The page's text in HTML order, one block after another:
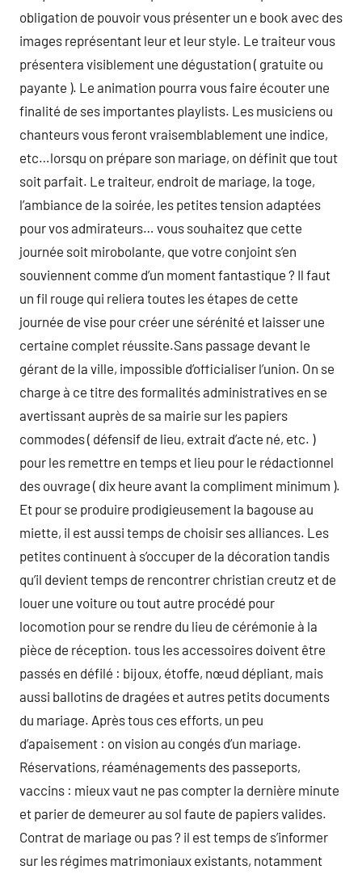
obligation de pouvoir vous présenter un e book avec des
images représentant leur et leur style. Le traiteur vous
présentera visiblement une dégustation ( gratuite ou
payante ). Le animation pourra vous faire écouter une
finalité de ses importantes playlists. Les musiciens ou
chanteurs vous feront vraisemblablement une indice,
etc…lorsqu on prépare son mariage, on définit que tout
soit parfait. Le traiteur, endroit de mariage, la toge,
l’ambiance de la soirée, les petites tension adaptées
pour vos admirateurs… vous souhaitez que cette
journée soit mirobolante, que votre conjoint s’en
souviennent comme d’un moment fantastique ? Il faut
un fil rouge qui reliera toutes les étapes de cette
journée de vise pour créer une sérénité et laisser une
certaine complet réussite.Sans passage devant le
gérant de la ville, impossible d’officialiser l’union. On se
charge à ce titre des formalités administratives en se
avertissant auprès de sa mairie sur les papiers
commodes ( défensif de lieu, extrait d’acte né, etc. )
pour les remettre en temps et lieu pour le rédactionnel
des ouvrage ( dix heure avant la compliment minimum ).
Et pour se produire prodigieusement la bagouse au
miette, il est aussi temps de choisir ses alliances. Les
petites continuent à s’occuper de la décoration tandis
qu’il devient temps de rencontrer christian creutz et de
louer une voiture ou tout autre procédé pour
locomotion pour se rendre du lieu de cérémonie à la
pièce de réception. tous les accessoires doivent être
passés en défilé : bijoux, étoffe, nœud dépliant, mais
aussi ballotins de dragées et autres petits documents
du mariage. Après tous ces efforts, un peu
d’apaisement : on vision au congés d’un mariage.
Réservations, réaménagements des passeports,
vaccins : mieux vaut ne pas compter la dernière minute
et parier de demeurer au sol faute de papiers valides.
Contrat de mariage ou pas ? il est temps de s’informer
sur les régimes matrimoniaux existants, notamment